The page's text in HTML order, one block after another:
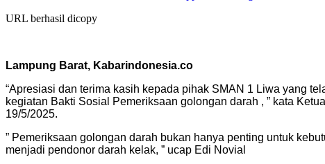
URL berhasil dicopy
Lampung Barat, Kabarindonesia.co
“Apresiasi dan terima kasih kepada pihak SMAN 1 Liwa yang
kegiatan Bakti Sosial Pemeriksaan golongan darah , ” kata
19/5/2025.
” Pemeriksaan golongan darah bukan hanya penting untuk
menjadi pendonor darah kelak, ” ucap Edi Novial